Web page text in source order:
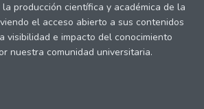
producción científica y académica de la
el acceso abierto a sus contenidos
visibilidad e impacto del conocimiento
nuestra comunidad universitaria.